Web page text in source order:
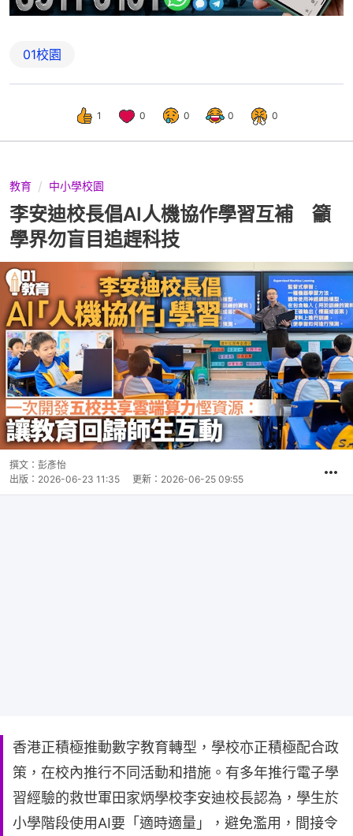
01校園
1 0 0 0 0
教育 中小學校園
李安迪校長倡AI人機協作學習互補 籲
學界勿盲目追趕科技
撰文： 彭彥怡
出版： 2026-06-23 11:35 更新： 2026-06-25 09:55
香港正積極推動數字教育轉型，學校亦正積極配合政
策，在校內推行不同活動和措施。有多年推行電子學
習經驗的救世軍田家炳學校李安迪校長認為，學生於
小學階段使用AI要「適時適量」，避免濫用，間接令